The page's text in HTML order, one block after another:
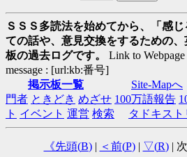
ＳＳＳ多読法を始めてから、「感
ての話や、意見交換をするための
板の過去ログです。
Link to
message : [url:kb:番号]
掲示板一覧
Site-Mapへ
門者 ときどき めざせ 100万語報告
ト イベント 運営 検索 タドキスト
《先頭(B)| ＜前(P)| ▽(R)|